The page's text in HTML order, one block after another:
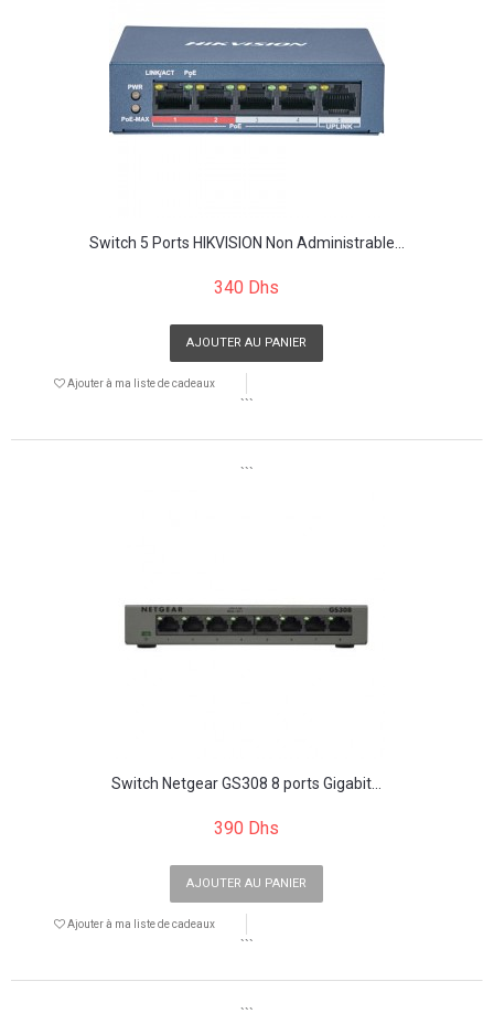
Switch 5 Ports HIKVISION Non Administrable...
340 Dhs
AJOUTER AU PANIER
Ajouter à ma liste de cadeaux
```
```
Switch Netgear GS308 8 ports Gigabit...
390 Dhs
AJOUTER AU PANIER
Ajouter à ma liste de cadeaux
```
```